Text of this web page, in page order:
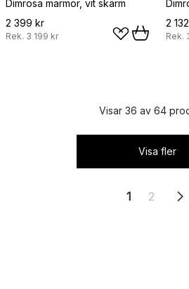
Dimrosa marmor, vit skärm
2 399 kr
Rek. 3 199 kr
2
Rek.
Visar 36 av 64
Visa fler
1 2